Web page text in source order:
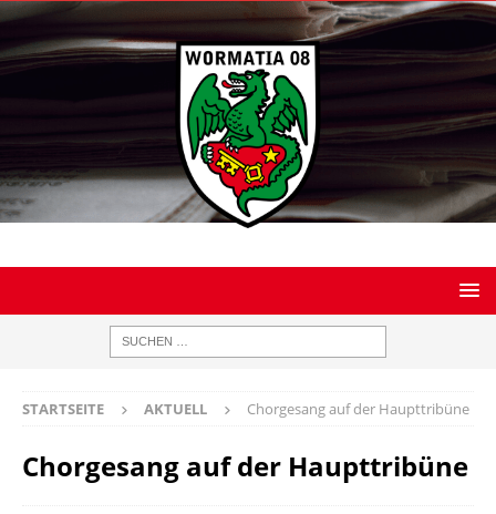
STARTSEITE AKTUELL Chorgesang auf der Haupttribüne
Chorgesang auf der Haupttribüne